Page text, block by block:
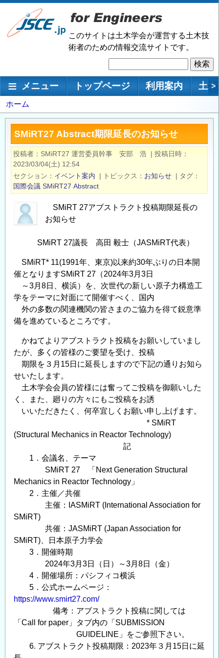
メ
ン
移
このサイトは土木学会が運営する土木技
術者のための情報交流サイトです。
索
メインナビゲーション
メニュー トップページ 利用案内 土 >
パ
ン
く
ず
ホーム
SMiRT27 Abstract期限延長のお知らせ
投稿者 SMiRT27 運営委員幹事 安部 浩 | 投稿日時
2023/03/04(土) 12:54
セクション
イベント案内 | トピックス お知らせ | タグ
国際会議 SMiRT27 Abstract
SMiRT 27アブストラクト投稿期限延長の
お知らせ
SMiRT 27議長 高田 毅士（JASMiRT代表）
SMiRT* 11(1991年、東京)以来約30年ぶりの日本開
催となりますSMiRT 27（2024年3月3日
～3月8日、横浜）を、次世代の新しい原子力構造工
学をテーマに対面にて開催すべく、国内
外の多数の関連機関の皆さまのご協力を得て鋭意準
備を進めているところです。
かねてよりアブストラクト投稿をお願いしていまし
たが、多くの皆様のご要望を受け、投稿
期限を３月15日に延長しますので下記の通りお知ら
せいたします。
土木学会会員の皆様には奮ってご投稿を御願いした
く、また、廻りの方々にもご投稿をお誘
いいただきたく、何卒宜しくお願い申し上げます。
* SMiRT
(Structural Mechanics in Reactor Technology)
記
1．会議名、テーマ
SMiRT 27 「Next Generation Structural
Mechanics in Reactor Technology」
2．主催／共催
主催：IASMiRT (International Association for
SMiRT)
共催：JASMiRT (Japan Association for
SMiRT)、日本原子力学会
3．開催時期
2024年3月3日（日）～3月8日（金）
4．開催場所：パシフィコ横浜
5．公式ホームページ：
https://www.smirt27.com/
備考：アブストラクト投稿に関しては
「Call for paper」タブ内の「SUBMISSION
GUIDELINE」をご参照下さい。
6. アブストラクト投稿期限：2023年３月15日に延